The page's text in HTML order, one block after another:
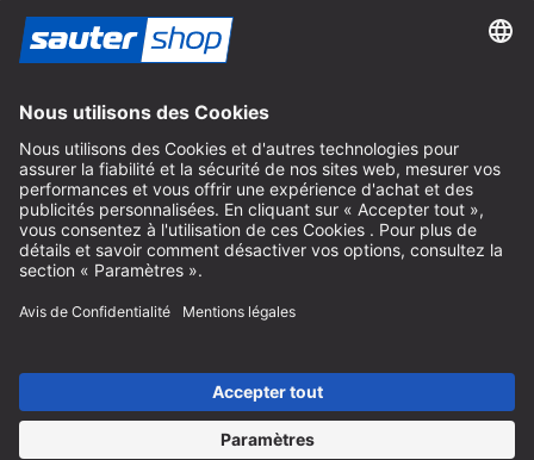
Devenir revendeur
Mentions légales
Conditions Générales
Protection des Données
Paramètres des Cookies
TVA incl. / frais de port en sus
* livraison gratuite à partir de 150 euros d'achat en Allemagne pour
les tailles de colis standard, hors articles encombrants et fret
Selon le pays de livraison, la TVA peut varier lors du paiement.